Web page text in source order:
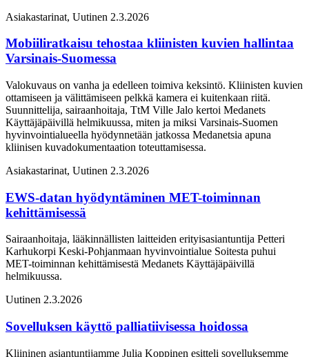
Asiakastarinat, Uutinen 2.3.2026
Mobiiliratkaisu tehostaa kliinisten kuvien hallintaa
Varsinais-Suomessa
Valokuvaus on vanha ja edelleen toimiva keksintö. Kliinisten kuvien
ottamiseen ja välittämiseen pelkkä kamera ei kuitenkaan riitä.
Suunnittelija, sairaanhoitaja, TtM Ville Jalo kertoi Medanets
Käyttäjäpäivillä helmikuussa, miten ja miksi Varsinais-Suomen
hyvinvointialueella hyödynnetään jatkossa Medanetsia apuna
kliinisen kuvadokumentaation toteuttamisessa.
Asiakastarinat, Uutinen 2.3.2026
EWS-datan hyödyntäminen MET-toiminnan
kehittämisessä
Sairaanhoitaja, lääkinnällisten laitteiden erityisasiantuntija Petteri
Karhukorpi Keski-Pohjanmaan hyvinvointialue Soitesta puhui
MET-toiminnan kehittämisestä Medanets Käyttäjäpäivillä
helmikuussa.
Uutinen 2.3.2026
Sovelluksen käyttö palliatiivisessa hoidossa
Kliininen asiantuntijamme Julia Koppinen esitteli sovelluksemme